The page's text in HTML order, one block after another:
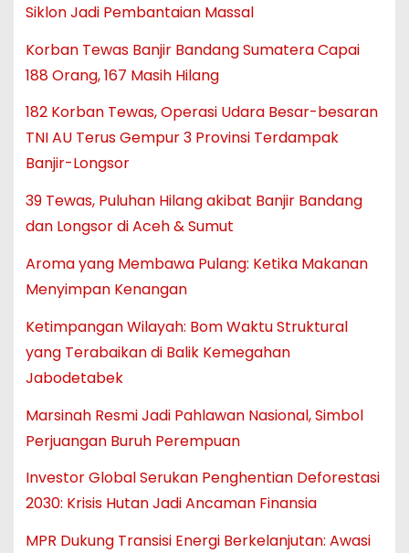
Siklon Jadi Pembantaian Massal
Korban Tewas Banjir Bandang Sumatera Capai
188 Orang, 167 Masih Hilang
182 Korban Tewas, Operasi Udara Besar-besaran
TNI AU Terus Gempur 3 Provinsi Terdampak
Banjir-Longsor
39 Tewas, Puluhan Hilang akibat Banjir Bandang
dan Longsor di Aceh & Sumut
Aroma yang Membawa Pulang: Ketika Makanan
Menyimpan Kenangan
Ketimpangan Wilayah: Bom Waktu Struktural
yang Terabaikan di Balik Kemegahan
Jabodetabek
Marsinah Resmi Jadi Pahlawan Nasional, Simbol
Perjuangan Buruh Perempuan
Investor Global Serukan Penghentian Deforestasi
2030: Krisis Hutan Jadi Ancaman Finansia
MPR Dukung Transisi Energi Berkelanjutan: Awasi